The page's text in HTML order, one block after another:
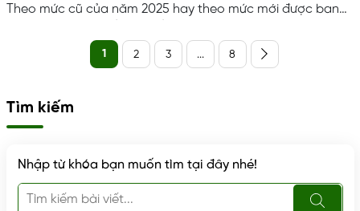
Theo mức cũ của năm 2025 hay theo mức mới được ban
tiết để các công ty áp dụng đúng mức giảm trừ gia cảnh
cho cán bộ công nhân viên. Căn cứ Điều 1 Nghị quyết
1 2 3 ... 8
Tìm kiếm
Nhập từ khóa bạn muốn tìm tại đây nhé!